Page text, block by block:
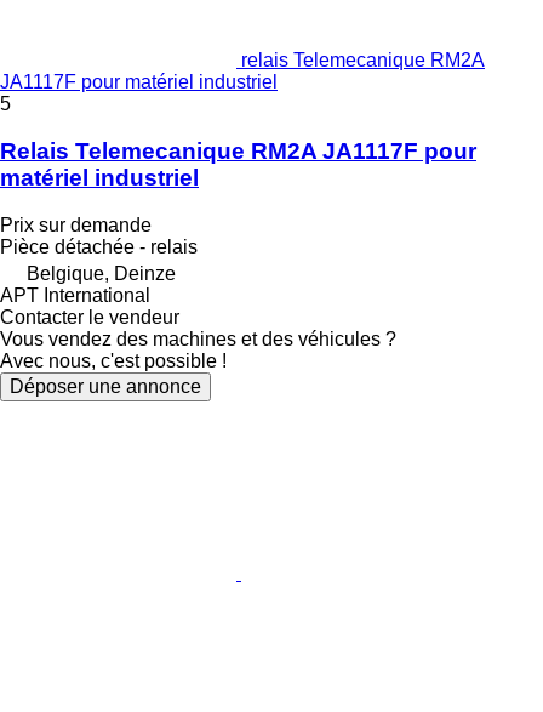
relais Telemecanique RM2A
JA1117F pour matériel industriel
5
Relais Telemecanique RM2A JA1117F pour
matériel industriel
Prix sur demande
Pièce détachée - relais
Belgique, Deinze
APT International
Contacter le vendeur
Vous vendez des machines et des véhicules ?
Avec nous, c'est possible !
Déposer une annonce